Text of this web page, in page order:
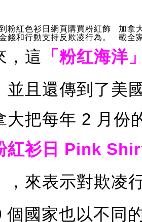
粉紅色衫日網頁購買粉紅飾
錢和行動支持反欺凌行為。
加拿
載全
，這
「粉红海洋
並且還傳到了美
大把每年 2 月份
紅衫日 Pink
，來表示對欺凌
個國家也以不同